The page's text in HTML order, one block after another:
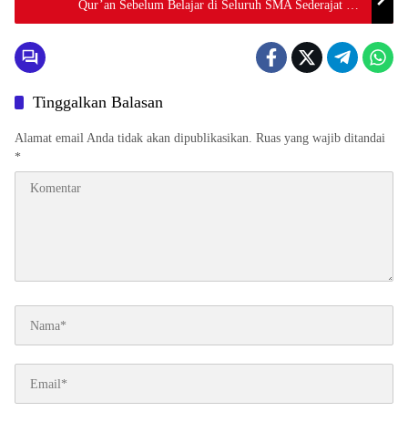
Qur’an Sebelum Belajar di Seluruh SMA Sederajat di
Aceh
Tinggalkan Balasan
Alamat email Anda tidak akan dipublikasikan. Ruas yang wajib ditandai
*